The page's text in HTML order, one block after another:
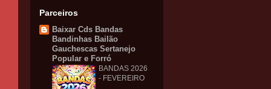
Parceiros
Baixar Cds Bandas
Bandinhas Bailão
Gauchescas Sertanejo
Popular e Forró
BANDAS 2026
- FEVEREIRO